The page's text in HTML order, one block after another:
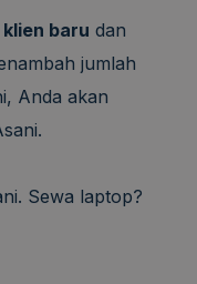
klien baru dan
jumlah
Anda akan
Sewa laptop?